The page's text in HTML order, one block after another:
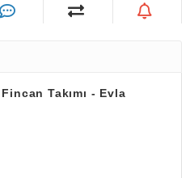
Takımı - Evla